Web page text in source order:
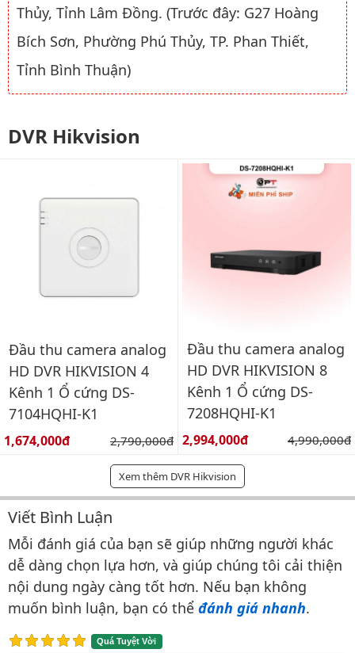
Thủy, Tỉnh Lâm Đồng. (Trước đây: G27 Hoàng
Bích Sơn, Phường Phú Thủy, TP. Phan Thiết,
Tỉnh Bình Thuận)
DVR Hikvision
Đầu thu camera analog
HD DVR HIKVISION 4
Kênh 1 Ổ cứng DS-
7104HQHI-K1
Giá bán:
1,674,000đ Giá gốc:
2,790,000đ
Đầu thu camera analog
HD DVR HIKVISION 8
Kênh 1 Ổ cứng DS-
7208HQHI-K1
Giá bán:
2,994,000đ Giá gốc:
4,990,000đ
Xem thêm DVR Hikvision
Bình luận & Đánh giá
Viết Bình Luận
Mỗi đánh giá của bạn sẽ giúp những người khác
dễ dàng chọn lựa hơn, và giúp chúng tôi cải thiện
nội dung ngày càng tốt hơn. Nếu bạn không
muốn bình luận, bạn có thể đánh giá nhanh.
Quá Tuyệt Vời